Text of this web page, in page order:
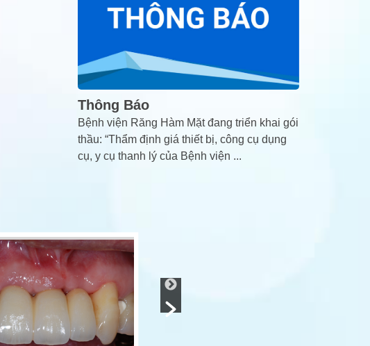
Thông Báo
Bệnh viện Răng Hàm Mặt đang triển khai gói
thầu: “Thẩm định giá thiết bị, công cụ dụng
cụ, y cụ thanh lý của Bệnh viện ...